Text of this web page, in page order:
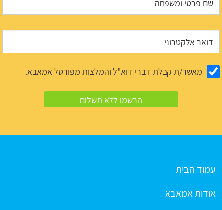
מאשר/ת קבלת דברי דוא"ל והמלצות מפורטל אמאבא.
עמוד הבית
אודות אמאבא